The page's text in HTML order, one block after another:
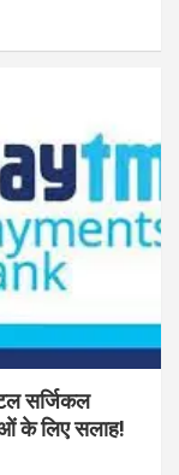
सर्जिकल
के लिए सलाह!